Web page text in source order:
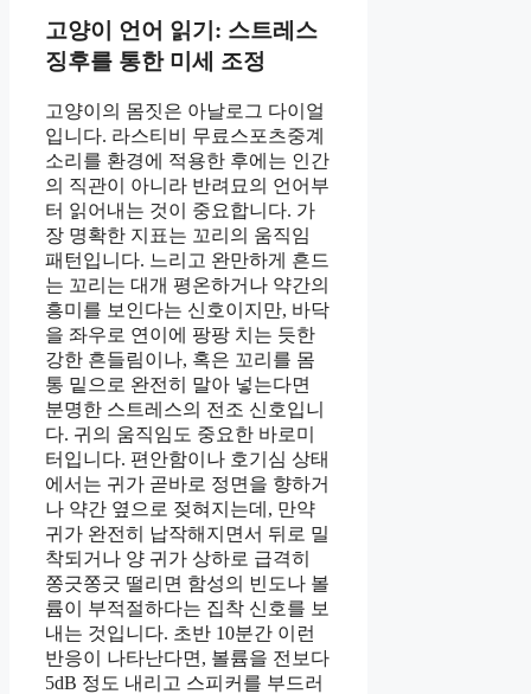
고양이 언어 읽기: 스트레스
징후를 통한 미세 조정
고양이의 몸짓은 아날로그 다이얼
입니다. 라스티비 무료스포츠중계
소리를 환경에 적용한 후에는 인간
의 직관이 아니라 반려묘의 언어부
터 읽어내는 것이 중요합니다. 가
장 명확한 지표는 꼬리의 움직임
패턴입니다. 느리고 완만하게 흔드
는 꼬리는 대개 평온하거나 약간의
흥미를 보인다는 신호이지만, 바닥
을 좌우로 연이에 팡팡 치는 듯한
강한 흔들림이나, 혹은 꼬리를 몸
통 밑으로 완전히 말아 넣는다면
분명한 스트레스의 전조 신호입니
다. 귀의 움직임도 중요한 바로미
터입니다. 편안함이나 호기심 상태
에서는 귀가 곧바로 정면을 향하거
나 약간 옆으로 젖혀지는데, 만약
귀가 완전히 납작해지면서 뒤로 밀
착되거나 양 귀가 상하로 급격히
쫑긋쫑긋 떨리면 함성의 빈도나 볼
륨이 부적절하다는 집착 신호를 보
내는 것입니다. 초반 10분간 이런
반응이 나타난다면, 볼륨을 전보다
5dB 정도 내리고 스피커를 부드러